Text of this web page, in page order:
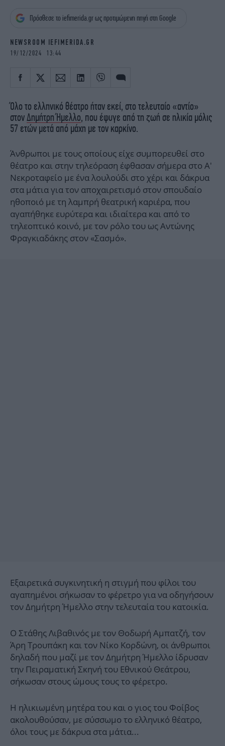
OSCARS
THE OCEAN
Πρόσθεσε το iefimerida.gr ως προτιμώμενη πηγή στη Google
NEWSROOM IEFIMERIDA.GR
19/12/2024 13:44
Όλο το ελληνικό θέατρο ήταν εκεί, στο τελευταίο «αντίο»
στονΔημήτρη Ήμελλο, που έφυγε από τη ζωή σε ηλικία μόλις
57 ετών μετά από μάχη με τον καρκίνο.
Άνθρωποι με τους οποίους είχε συμπορευθεί στο
θέατρο και στην τηλεόραση έφθασαν σήμερα στο Α'
Νεκροταφείο με ένα λουλούδι στο χέρι και δάκρυα
στα μάτια για τον αποχαιρετισμό στον σπουδαίο
ηθοποιό με τη λαμπρή θεατρική καριέρα, που
αγαπήθηκε ευρύτερα και ιδιαίτερα και από το
τηλεοπτικό κοινό, με τον ρόλο του ως Αντώνης
Φραγκιαδάκης στον «Σασμό».
Εξαιρετικά συγκινητική η στιγμή που φίλοι του
αγαπημένοι σήκωσαν το φέρετρο για να οδηγήσουν
τον Δημήτρη Ήμελλο στην τελευταία του κατοικία.
Ο Στάθης Λιβαθινός με τον Θοδωρή Αμπατζή, τον
Άρη Τρουπάκη και τον Νίκο Κορδώνη, οι άνθρωποι
δηλαδή που μαζί με τον Δημήτρη Ήμελλο ίδρυσαν
την Πειραματική Σκηνή του Εθνικού Θεάτρου,
σήκωσαν στους ώμους τους το φέρετρο.
Η ηλικιωμένη μητέρα του και ο γιος του Φοίβος
ακολουθούσαν, με σύσσωμο το ελληνικό θέατρο,
όλοι τους με δάκρυα στα μάτια...